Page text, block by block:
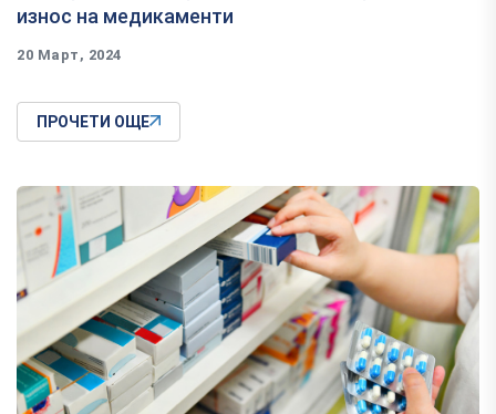
износ на медикаменти
20 Март, 2024
ПРОЧЕТИ ОЩЕ